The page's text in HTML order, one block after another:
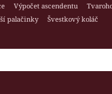
Výpočet ascendentu
palačinky
Švestkový koláč